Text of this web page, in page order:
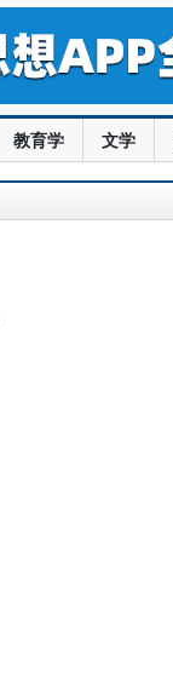
教育学 文学